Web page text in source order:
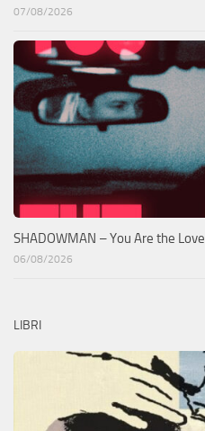
07/08/2026
SHADOWMAN – You Are the Love
06/08/2026
LIBRI